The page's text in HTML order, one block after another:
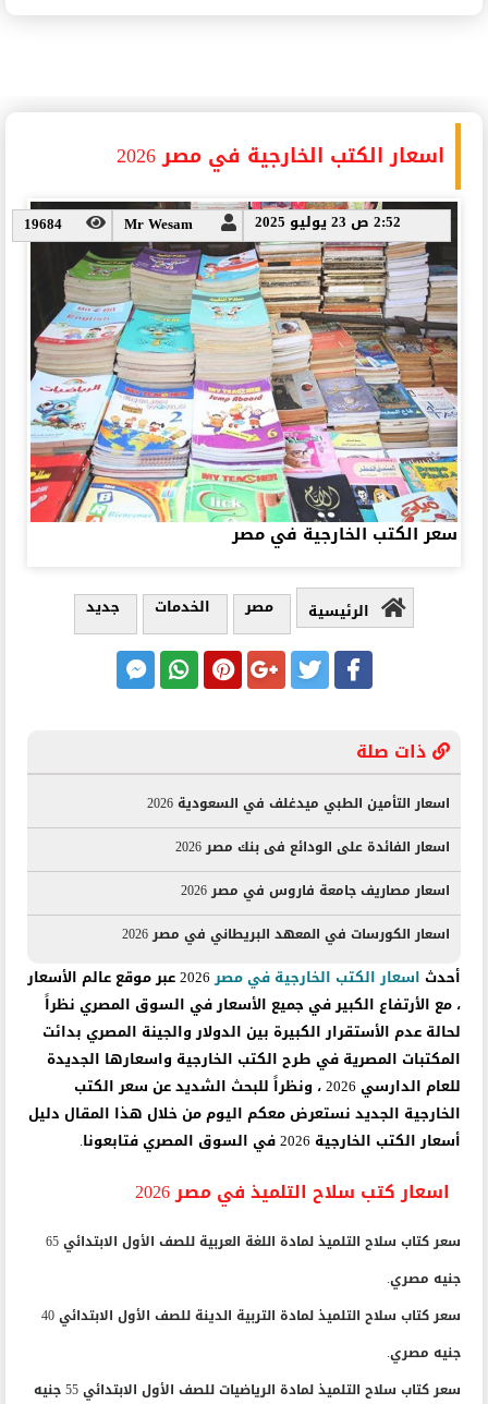
اسعار الكتب الخارجية في مصر 2026
2:52 ص 23 يوليو 2025 Mr Wesam
19684
سعر الكتب الخارجية في مصر
الرئيسية مصر الخدمات جديد
ذات صلة
اسعار التأمين الطبي ميدغلف في السعودية 2026
اسعار الفائدة على الودائع فى بنك مصر 2026
اسعار مصاريف جامعة فاروس في مصر 2026
اسعار الكورسات في المعهد البريطاني في مصر 2026
أحدث اسعار الكتب الخارجية في مصر
2026 عبر موقع عالم الأسعار
، مع الأرتفاع الكبير في جميع الأسعار في السوق المصري نظراً
لحالة عدم الأستقرار الكبيرة بين الدولار والجينة المصري بدائت
المكتبات المصرية في طرح الكتب الخارجية واسعارها الجديدة
للعام الدارسي 2026 ، ونظراً للبحث الشديد عن
سعر الكتب
الخارجية الجديد نستعرض معكم اليوم من خلال هذا المقال دليل
أسعار الكتب الخارجية 2026 في السوق المصري فتابعونا.
اسعار كتب سلاح التلميذ في مصر 2026
سعر كتاب سلاح التلميذ لمادة اللغة العربية للصف الأول الابتدائي 65
جنيه مصري.
سعر كتاب سلاح التلميذ لمادة التربية الدينة للصف الأول الابتدائي 40
جنيه مصري.
سعر كتاب سلاح التلميذ لمادة الرياضيات للصف الأول الابتدائي 55 جنيه